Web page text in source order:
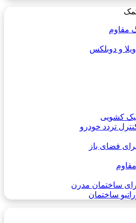
مقاوم
و دوبلکس
کشویی
تردد خودرو
فضای باز
ساختمان مدرن
ساختمان